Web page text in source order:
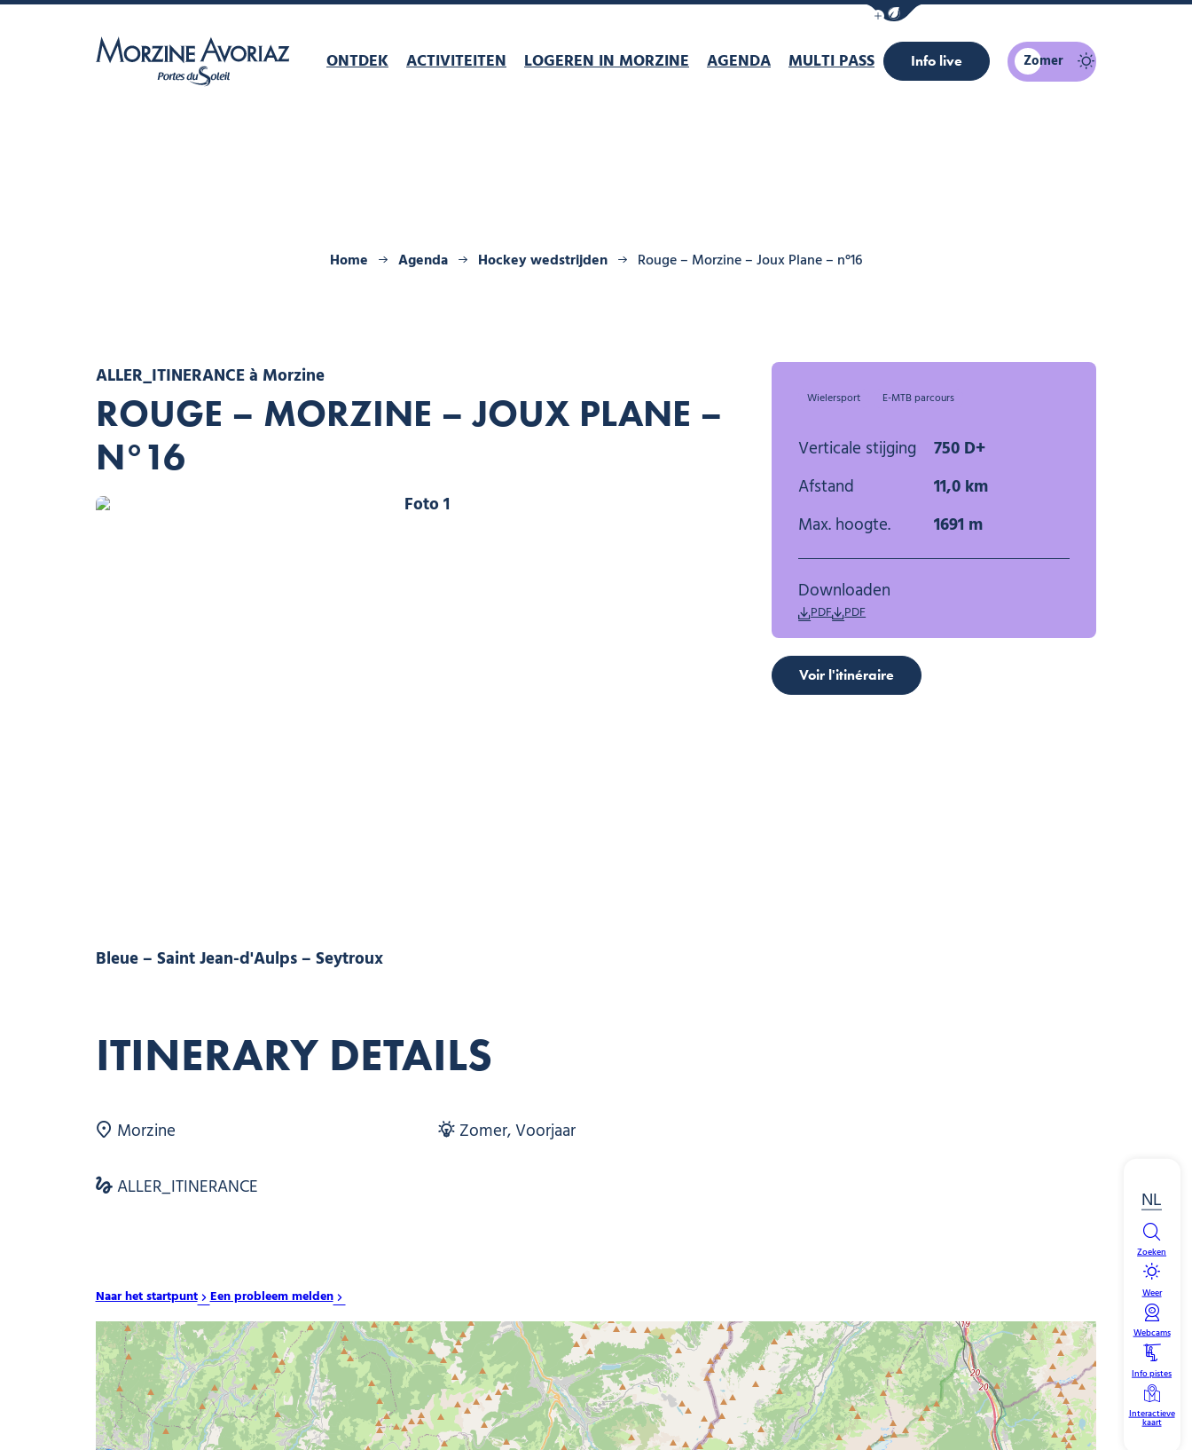
Navigatiebalk eco-modus weergeven/
ONTDEK ACTIVITEITEN LOGEREN IN MORZINE AGENDA MULTI PASS Info live Zomer
Home Agenda Hockey wedstrijden Rouge – Morzine – Joux Plane – n°16
NL
Zoeken
Weer
Webcams
Info pistes
Interactieve
kaart
ALLER_ITINERANCEà Morzine
ROUGE – MORZINE – JOUX PLANE –
N°16
Foto 1
Bleue – Saint Jean-d'Aulps – Seytroux
ITINERARY DETAILS
Morzine
ALLER_ITINERANCE
Zomer, Voorjaar
Wielersport E-MTB parcours
Verticale stijging
750 D+
Afstand
11,0 km
Max. hoogte.
1691 m
Downloaden
PDF PDF
Voir l'itinéraire
Naar het startpunt Een probleem melden